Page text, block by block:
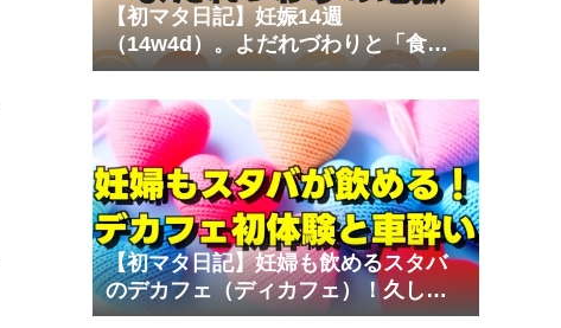
【初マタ日記】妊娠14週
（14w4d）。よだれづわりと「食べ
たいのに食べられない」心の叫び
【初マタ日記】妊婦も飲めるスタバ
のデカフェ（ディカフェ）！久しぶ
りの外出で車酔いの試練